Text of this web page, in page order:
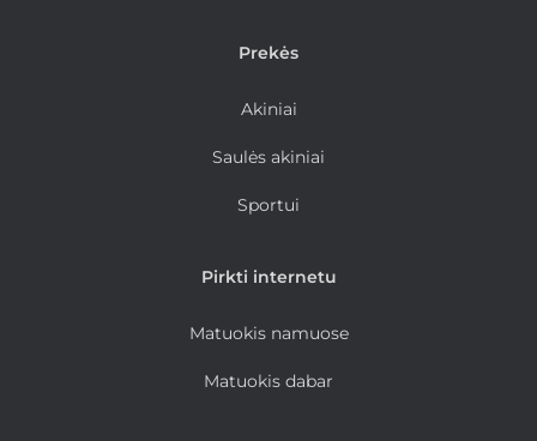
Prekės
Akiniai
Saulės akiniai
Sportui
Pirkti internetu
Matuokis namuose
Matuokis dabar